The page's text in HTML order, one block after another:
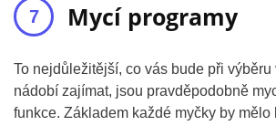
Mycí programy
To nejdůležitější, co vás bude při výběru
nádobí zajímat, jsou pravděpodobně
funkce. Základem každé myčky by mělo